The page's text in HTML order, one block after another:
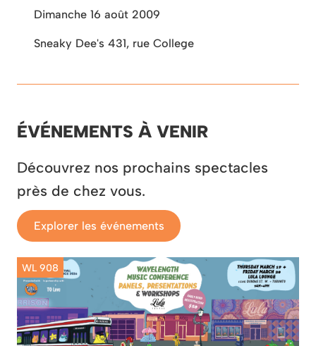
Dimanche 16 août 2009
Sneaky Dee's 431, rue College
ÉVÉNEMENTS À VENIR
Découvrez nos prochains spectacles
près de chez vous.
Explorer les événements
WL 908